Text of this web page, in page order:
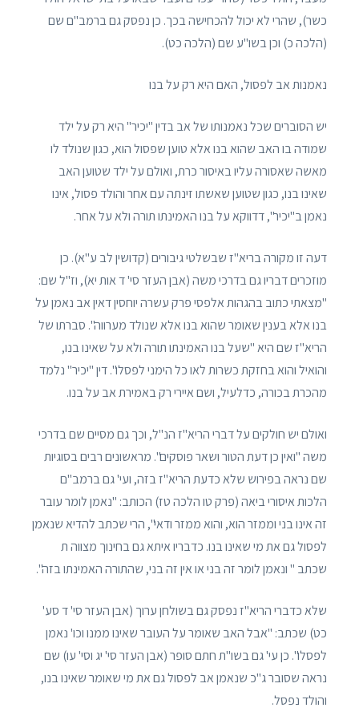
כשר), שהרי לא יכול להכחישה בכך. כן נפסק גם ברמב"ם שם
(הלכה כ) וכן בשו"ע שם (הלכה כט).
נאמנות אב לפסול, האם היא רק על בנו
יש הסוברים שכל נאמנותו של אב בדין "יכיר" היא רק על ילד
שמודה בו האב שהוא בנו אלא טוען שפסול הוא, כגון שנולד לו
מאשה שאסורה עליו באיסור כרת, ואולם על ילד שטוען האב
שאינו בנו, כגון שטוען שאשתו זינתה עם אחר והולד פסול, אינו
נאמן ב"יכיר", דדווקא על בנו האמינתו תורה ולא על אחר.
דעה זו מקורה בריא"ז שבשלטי גיבורים (קדושין לב ע"א). כן
מוזכרים דבריו גם בדרכי משה (אבן העזר סי' ד אות יא), וז"ל שם:
"מצאתי כתוב בהגהות אלפסי פרק עשרה יוחסין דאין אב נאמן על
בנו אלא בענין שאומר שהוא בנו אלא שנולד מערווה". סברתו של
הריא"ז שם היא "שעל בנו האמינתו תורה ולא על שאינו בנו,
והואיל והוא בחזקת כשרות לאו כל הימני לפסלו". דין "יכיר" נלמד
מהכרת בכורה, כדלעיל, ושם איירי רק באמירת אב על בנו.
ואולם יש חולקים על דברי הריא"ז הנ"ל, וכך גם מסיים שם בדרכי
משה "ואין כן דעת הטור ושאר פוסקים". מראשונים רבים בסוגיות
שם נראה בפירוש שלא כדעת הריא"ז בזה, ועי' גם ברמב"ם
הלכות איסורי ביאה (פרק טו הלכה טז) הכותב: "נאמן לומר עובר
זה אינו בני וממזר הוא, והוא ממזר ודאי", הרי שכתב להדיא שנאמן
לפסול גם את מי שאינו בנו. כדבריו איתא גם בחינוך מצווה ת
שכתב " ונאמן לומר זה בני או אין זה בני, שהתורה האמינתו בזה".
שלא כדברי הריא"ז נפסק גם בשולחן ערוך (אבן העזר סי' ד סע'
כט) שכתב: "אבל האב שאומר על העובר שאינו ממנו וכו' נאמן
לפסלו". כן עי' גם בשו"ת חתם סופר (אבן העזר סי' יג וסי' עו) שם
נראה שסובר ג"כ שנאמן אב לפסול גם את מי שאומר שאינו בנו,
והולד נפסל.